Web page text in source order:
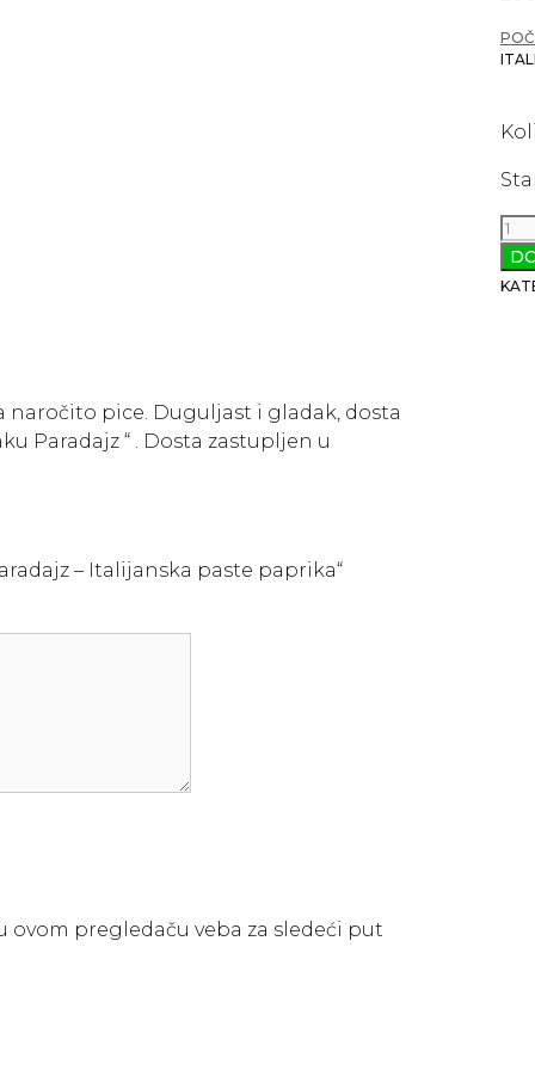
naročito pice. Duguljast i gladak, dosta
Paradajz “ . Dosta zastupljen u
– Italijanska paste paprika“
ovom pregledaču veba za sledeći put